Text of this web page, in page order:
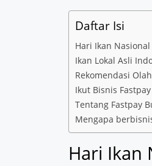
Daftar Isi
Hari Ikan Nasional
Ikan Lokal Asli
Rekomendasi
Ikut Bisnis
Tentang Fastpay
Mengapa
Hari Ikan